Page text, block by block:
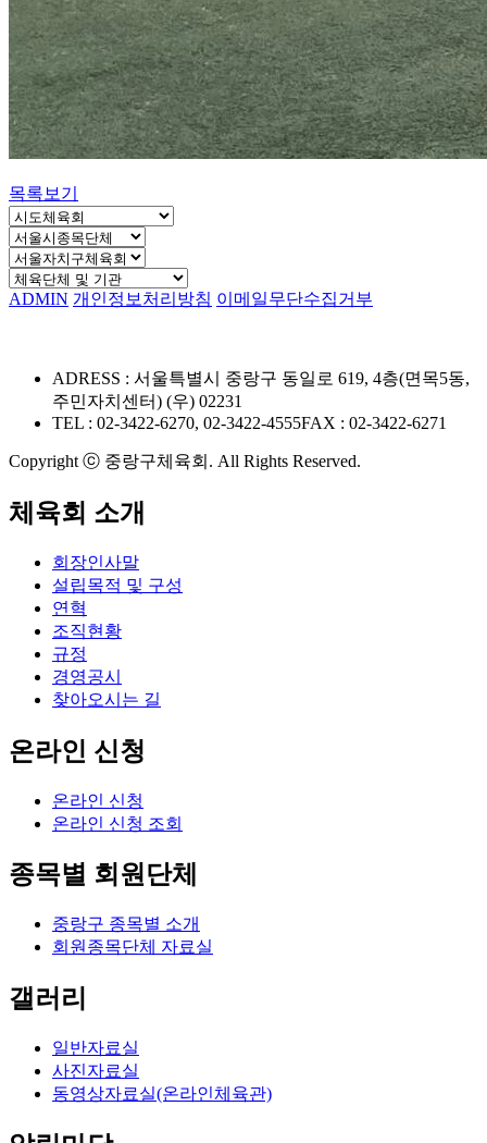
목록보기
ADMIN 개인정보처리방침 이메일무단수집거부
ADRESS : 서울특별시 중랑구 동일로 619, 4층(면목5동,
주민자치센터) (우) 02231
TEL : 02-3422-6270, 02-3422-4555FAX : 02-3422-6271
Copyright ⓒ 중랑구체육회. All Rights Reserved.
체육회 소개
회장인사말
설립목적 및 구성
연혁
조직현황
규정
경영공시
찾아오시는 길
온라인 신청
온라인 신청
온라인 신청 조회
종목별 회원단체
중랑구 종목별 소개
회원종목단체 자료실
갤러리
일반자료실
사진자료실
동영상자료실(온라인체육관)